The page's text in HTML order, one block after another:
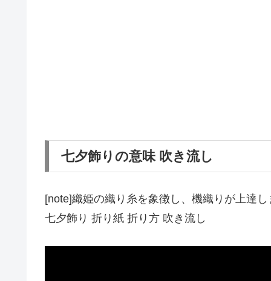
七夕飾りの意味 吹き流し
[note]織姫の織り糸を象徴し、機織りが上達
七夕飾り 折り紙 折り方 吹き流し